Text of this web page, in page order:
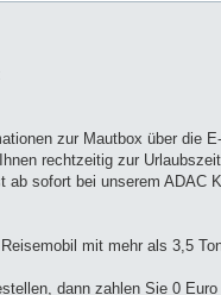
zur Mautbox über die
rechtzeitig zur
ab sofort bei unserem
mit mehr als 3,5
dann zahlen Sie 0